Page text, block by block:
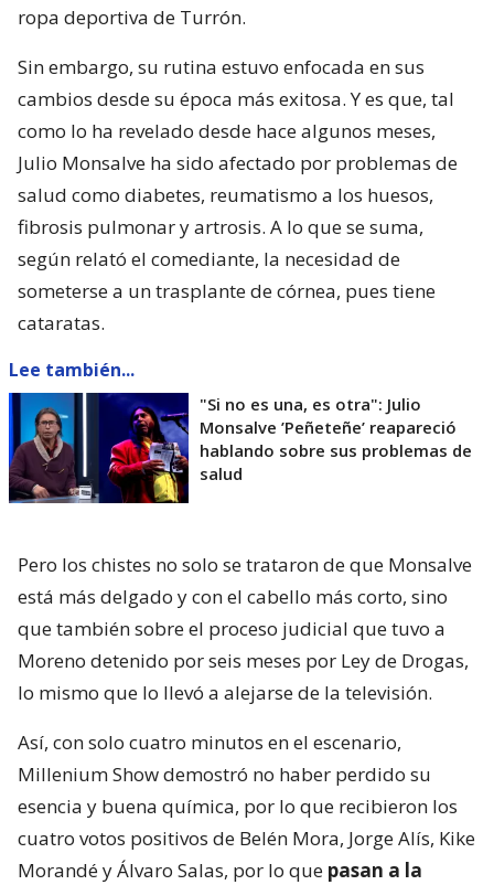
ropa deportiva de Turrón.
Sin embargo, su rutina estuvo enfocada en sus
cambios desde su época más exitosa. Y es que, tal
como lo ha revelado desde hace algunos meses,
Julio Monsalve ha sido afectado por problemas de
salud como diabetes, reumatismo a los huesos,
fibrosis pulmonar y artrosis. A lo que se suma,
según relató el comediante, la necesidad de
someterse a un trasplante de córnea, pues tiene
cataratas.
Lee también...
"Si no es una, es otra": Julio
Monsalve ’Peñeteñe’ reapareció
hablando sobre sus problemas de
salud
Pero los chistes no solo se trataron de que Monsalve
está más delgado y con el cabello más corto, sino
que también sobre el proceso judicial que tuvo a
Moreno detenido por seis meses por Ley de Drogas,
lo mismo que lo llevó a alejarse de la televisión.
Así, con solo cuatro minutos en el escenario,
Millenium Show demostró no haber perdido su
esencia y buena química, por lo que recibieron los
cuatro votos positivos de Belén Mora, Jorge Alís, Kike
Morandé y Álvaro Salas, por lo que pasan a la